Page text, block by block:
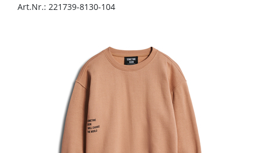
Art.Nr.: 221739-8130-104